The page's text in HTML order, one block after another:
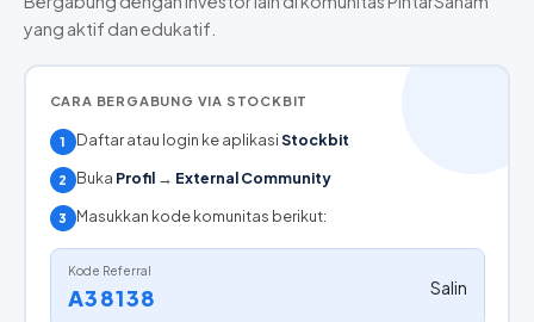
yang aktif dan edukatif.
CARA BERGABUNG VIA STOCKBIT
1 Daftar atau login ke aplikasiStockbit
2 Buka Profil→ External Community
3 Masukkan kode komunitas berikut:
Kode Referral
A38138 Salin